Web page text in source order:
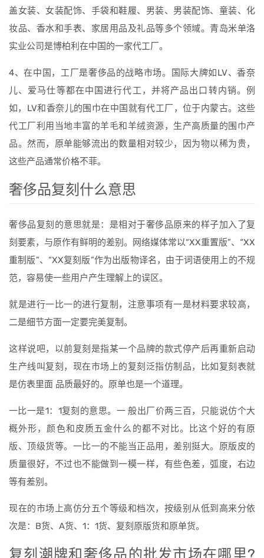
盖女装、女装配饰、手袋和鞋履、男装、男装配饰、童装、化
妆品、香水和手表、家居用品及礼品等多个领域。青岛米单洛
实业公司是博柏利在中国的一家代工厂。
4、在中国，工厂是奢侈品的战略市场。国际大牌如LV、香奈
儿、爱马仕等都在中国进行代工，并将产品出口转内销。例
如，LV和香奈儿的围巾在中国就有代工厂，位于内蒙古。这些
代工厂利用当地丰富的羊毛和羊绒资源，生产高质量的围巾产
品。然而，原单能够流出的数量相对较少，因为物以稀为贵，
这些产品通常价格不菲。
奢侈品复刻什么意思
奢侈品复刻的意思就是：是相对于奢侈品原来的样子加入了复
刻要素，与原作有鲜明的差别。网络媒体常以“XX重置版”、“XX
重制版”、“XX复刻版”作为出版物译名，由于词语使用上的不规
范，容易使一些用户产生理解上的误区。
就是进行一比一的进行复制，注意事项有一是材料要求较高，
二是细节方面一定要完美复制。
这样说吧，以前复刻是指某一个品牌的款式停产后再重新启动
生产线叫复刻，现在市场上的复刻泛指仿制品，比如复刻表就
是仿表里面 品质最好的。原单也是一个道理。
一比一是1：1复刻的意思。一 般出厂价两三百，只能说仿个大
概外形，颜色和皮质五金什么的都不对比。比这个好的有原
版、顶级货等。一比一的不能当正品用，差别挺大。原版皮的
质量很好，不过也不能做到一模一样，有些色差，弧度，右边
等有差别。
现在的市场上高仿分五个等级和档次，按级别从低到高来分依
次是：B货、A货、1：1货、复刻原版货和原单货。
复刻潮牌和奢侈品的批发市场在哪里?